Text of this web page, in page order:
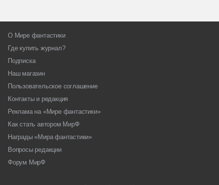
О Мире фантастики
Где купить журнал?
Подписка
Наш магазин
Пользовательское соглашение
Контакты и редакция
Реклама на «Мире фантастики»
Как стать автором МирФ
Награды «Мира фантастики»
Вопросы редакции
Форум МирФ